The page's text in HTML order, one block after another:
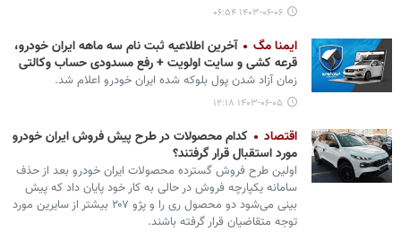
۱۴۰۳-۰۶-۰۶ ۰۶:۵۴
ایمنا مگ
آخرین اطلاعیه ثبت نام سه ماهه ایران خودرو،
قرعه کشی و سایت اولویت + رفع مسدودی حساب وکالتی
زمان آزاد شدن پول بلوکه شده ایران خودرو اعلام شد.
۱۴۰۳-۰۶-۰۵ ۱۲:۱۸
اقتصاد
کدام محصولات در طرح پیش فروش ایران خودرو
مورد استقبال قرار گرفتند؟
اولین طرح فروش گسترده محصولات ایران خودرو بعد از حذف
سامانه یکپارچه فروش در حالی به کار خود پایان داد که پیش
بینی می‌شود دو محصول ری را و پژو ۲۰۷ بیشتر از سایرین مورد
توجه متقاضیان قرار گرفته باشند.